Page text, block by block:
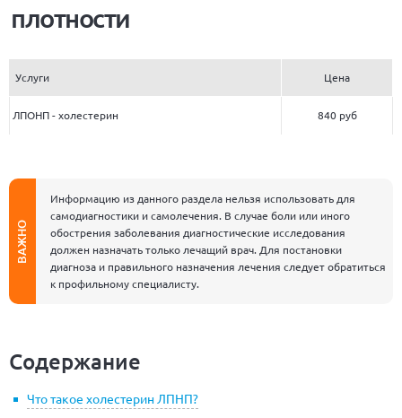
плотности
Услуги Цена
ЛПОНП - холестерин 840 руб
ВАЖНО
Информацию из данного раздела нельзя использовать для
самодиагностики и самолечения. В случае боли или иного
обострения заболевания диагностические исследования
должен назначать только лечащий врач. Для постановки
диагноза и правильного назначения лечения следует обратиться
к профильному специалисту.
Содержание
Что такое холестерин ЛПНП?